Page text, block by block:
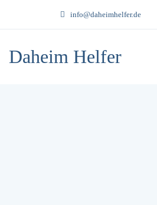
info@daheimhelfer.de
Daheim Helfer